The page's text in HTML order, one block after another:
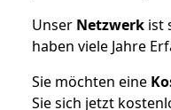
Unser Netzwerk ist
haben viele Jahre
Sie möchten eine
Sie sich jetzt